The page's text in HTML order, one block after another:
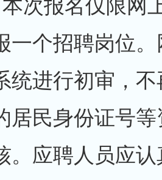
报名仅限网上
一个招聘岗位
统进行初审，
居民身份证号
。应聘人员应